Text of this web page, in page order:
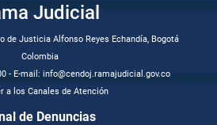
Judicial
de Justicia Alfonso Reyes Echandía, Bogotá
Colombia
- E-mail: info@cendoj.ramajudicial.gov.co
a los Canales de Atención
de Denuncias